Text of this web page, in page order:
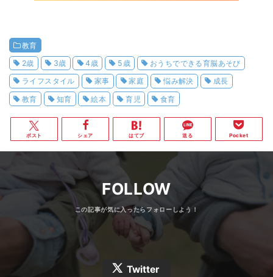
教育
2歳
3歳 4歳 5歳
おうちでできる育脳あそび
ライフスタイル
家事 家庭 悩み解決
成長
教育
知育 絵本 育児 食育
ポスト シェア はてブ 送る Pocket
FOLLOW
Twitter